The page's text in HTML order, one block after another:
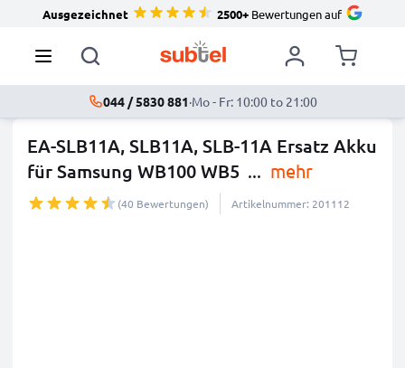
Ausgezeichnet 2500+Bewertungen auf
044 / 5830 881·Mo - Fr: 10:00 to 21:00
EA-SLB11A, SLB11A, SLB-11A Ersatz Akku
für Samsung WB100 WB5 ... mehr
(40 Bewertungen) Artikelnummer: 201112